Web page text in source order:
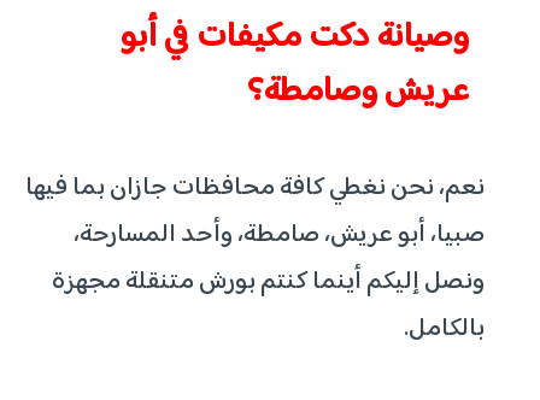
وصيانة دكت مكيفات في أبو
عريش وصامطة؟
نعم، نحن نغطي كافة محافظات جازان بما فيها
صبيا، أبو عريش، صامطة، وأحد المسارحة،
ونصل إليكم أينما كنتم بورش متنقلة مجهزة
بالكامل.